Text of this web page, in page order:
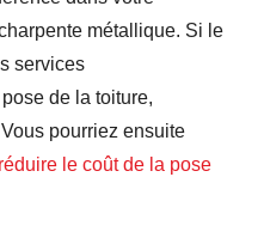
métallique. Si le
services
de la toiture,
pourriez ensuite
le coût de la pose